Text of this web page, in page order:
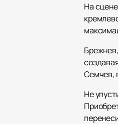
На
Семчев,
Не